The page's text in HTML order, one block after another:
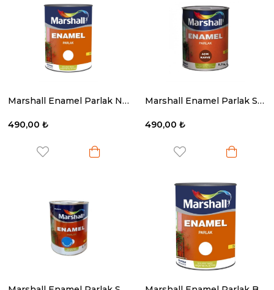
Marshall Enamel Parlak Nefti Yeşil 0.75 Lt
490,00 ₺
Marshall Enamel Parlak Sentetik Yağlı Boya Açık Kahve 0.75 Lt
490,00 ₺